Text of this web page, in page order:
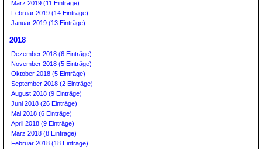
März 2019 (11 Einträge)
Februar 2019 (14 Einträge)
Januar 2019 (13 Einträge)
2018
Dezember 2018 (6 Einträge)
November 2018 (5 Einträge)
Oktober 2018 (5 Einträge)
September 2018 (2 Einträge)
August 2018 (9 Einträge)
Juni 2018 (26 Einträge)
Mai 2018 (6 Einträge)
April 2018 (9 Einträge)
März 2018 (8 Einträge)
Februar 2018 (18 Einträge)